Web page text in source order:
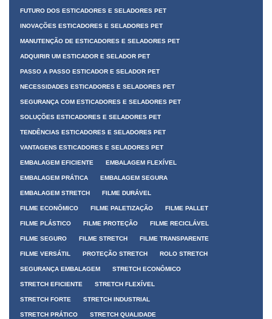
FUTURO DOS ESTICADORES E SELADORES PET
INOVAÇÕES ESTICADORES E SELADORES PET
MANUTENÇÃO DE ESTICADORES E SELADORES PET
ADQUIRIR UM ESTICADOR E SELADOR PET
PASSO A PASSO ESTICADOR E SELADOR PET
NECESSIDADES ESTICADORES E SELADORES PET
SEGURANÇA COM ESTICADORES E SELADORES PET
SOLUÇÕES ESTICADORES E SELADORES PET
TENDÊNCIAS ESTICADORES E SELADORES PET
VANTAGENS ESTICADORES E SELADORES PET
EMBALAGEM EFICIENTE EMBALAGEM FLEXÍVEL
EMBALAGEM PRÁTICA EMBALAGEM SEGURA
EMBALAGEM STRETCH FILME DURÁVEL
FILME ECONÔMICO FILME PALETIZAÇÃO FILME PALLET
FILME PLÁSTICO FILME PROTEÇÃO FILME RECICLÁVEL
FILME SEGURO FILME STRETCH FILME TRANSPARENTE
FILME VERSÁTIL PROTEÇÃO STRETCH ROLO STRETCH
SEGURANÇA EMBALAGEM STRETCH ECONÔMICO
STRETCH EFICIENTE STRETCH FLEXÍVEL
STRETCH FORTE STRETCH INDUSTRIAL
STRETCH PRÁTICO STRETCH QUALIDADE